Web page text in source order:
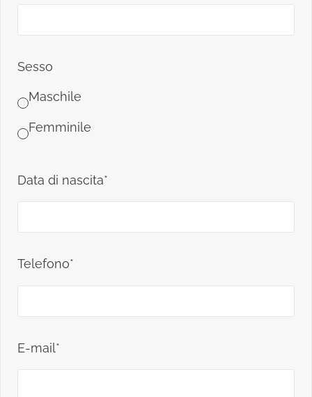
Sesso
Maschile
Femminile
Data di nascita*
Telefono*
E-mail*